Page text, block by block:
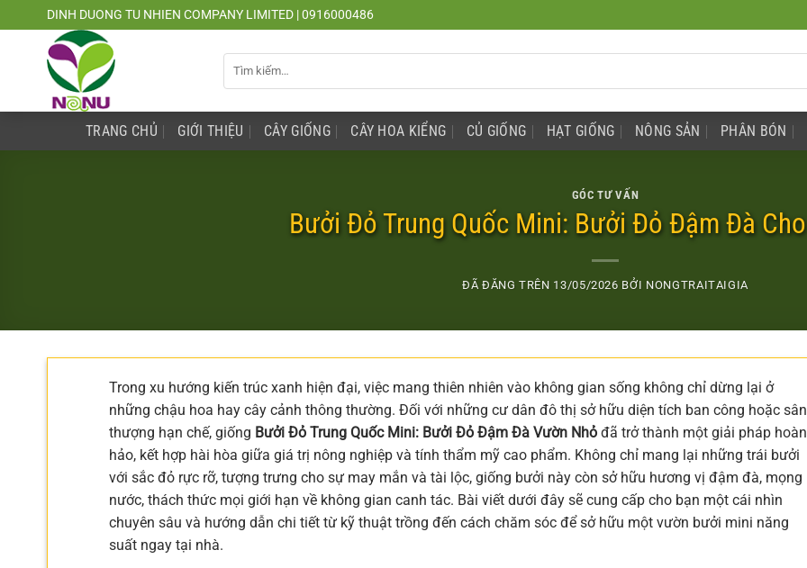
đến
DINH DUONG TU NHIEN COMPANY LIMITED | 0916000486
kiếm:
TRANG CHỦ GIỚI THIỆU CÂY GIỐNG CÂY HOA KIỂNG CỦ GIỐNG HẠT GIỐNG NÔNG SẢN PHÂN BÓN
GÓC TƯ VẤN
Bưởi Đỏ Trung Quốc Mini: Bưởi Đỏ Đậm Đà
ĐÃ ĐĂNG TRÊN 13/05/2026 BỞI NONGTRAITAIGIA
Trong xu hướng kiến trúc xanh hiện đại, việc mang thiên nhiên vào không gian sống không chỉ dừng lại ở
những chậu hoa hay cây cảnh thông thường. Đối với những cư dân đô thị sở hữu diện tích ban công hoặc sân
thượng hạn chế, giống Bưởi Đỏ Trung Quốc Mini: Bưởi Đỏ Đậm Đà Vườn Nhỏ đã trở thành một giải pháp hoàn
hảo, kết hợp hài hòa giữa giá trị nông nghiệp và tính thẩm mỹ cao phẩm. Không chỉ mang lại những trái bưởi
với sắc đỏ rực rỡ, tượng trưng cho sự may mắn và tài lộc, giống bưởi này còn sở hữu hương vị đậm đà, mọng
nước, thách thức mọi giới hạn về không gian canh tác. Bài viết dưới đây sẽ cung cấp cho bạn một cái nhìn
chuyên sâu và hướng dẫn chi tiết từ kỹ thuật trồng đến cách chăm sóc để sở hữu một vườn bưởi mini năng
suất ngay tại nhà.